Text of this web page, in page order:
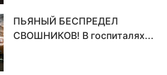
ПЬЯНЫЙ БЕСПРЕДЕЛ
СВОШНИКОВ! В госпиталях...